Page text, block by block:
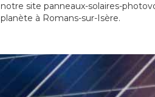
notre site panneaux-solaires-
planète à Romans-sur-Isère.